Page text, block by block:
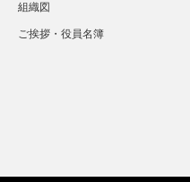
組織図
ご挨拶・役員名簿